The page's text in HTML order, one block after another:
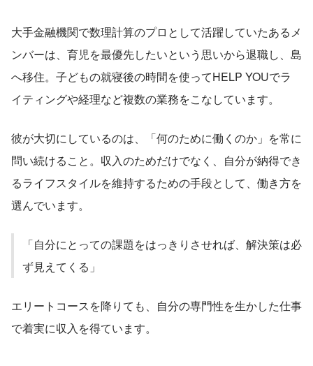
大手金融機関で数理計算のプロとして活躍していたあるメ
ンバーは、育児を最優先したいという思いから退職し、島
へ移住。子どもの就寝後の時間を使ってHELP YOUでラ
イティングや経理など複数の業務をこなしています。
彼が大切にしているのは、「何のために働くのか」を常に
問い続けること。収入のためだけでなく、自分が納得でき
るライフスタイルを維持するための手段として、働き方を
選んでいます。
「自分にとっての課題をはっきりさせれば、解決策は必
ず見えてくる」
エリートコースを降りても、自分の専門性を生かした仕事
で着実に収入を得ています。